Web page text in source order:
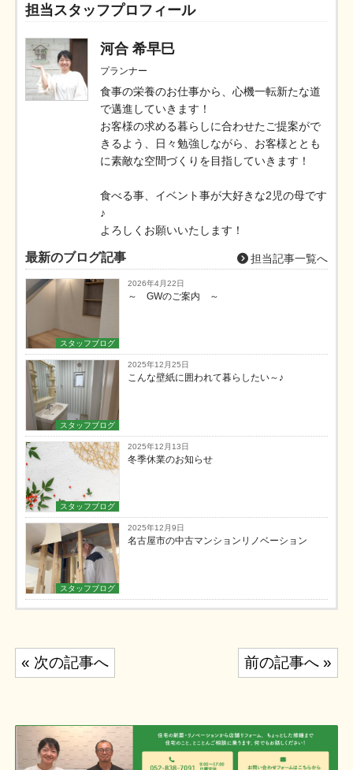
担当スタッフプロフィール
河合 希早巳
プランナー
食事の栄養のお仕事から、心機一転新たな道
で邁進していきます！
お客様の求める暮らしに合わせたご提案がで
きるよう、日々勉強しながら、お客様ととも
に素敵な空間づくりを目指していきます！
食べる事、イベント事が大好きな2児の母です
♪
よろしくお願いいたします！
最新のブログ記事 担当記事一覧へ
スタッフブログ
2026年4月22日
～ GWのご案内 ～
スタッフブログ
2025年12月25日
こんな壁紙に囲われて暮らしたい～♪
スタッフブログ
2025年12月13日
冬季休業のお知らせ
スタッフブログ
2025年12月9日
名古屋市の中古マンションリノベーション
投
稿
ビ
ゲ
前の記事へ »
« 次の記事へ